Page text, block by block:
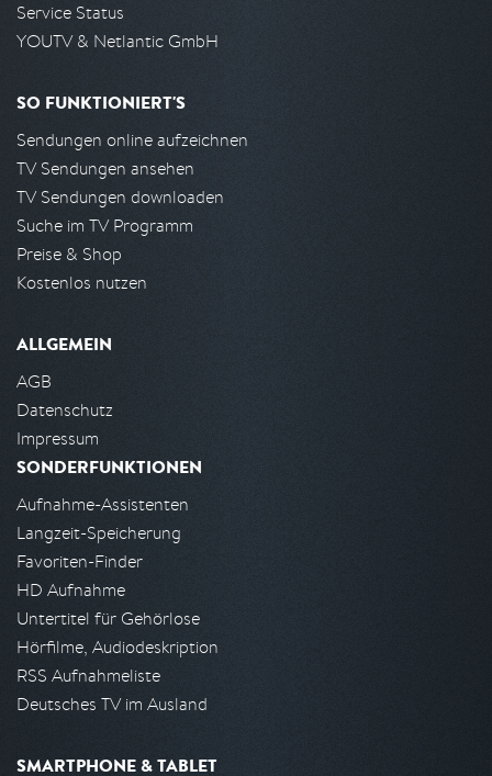
Service Status
YOUTV & Netlantic GmbH
SO FUNKTIONIERT'S
Sendungen online aufzeichnen
TV Sendungen ansehen
TV Sendungen downloaden
Suche im TV Programm
Preise & Shop
Kostenlos nutzen
ALLGEMEIN
AGB
Datenschutz
Impressum
SONDERFUNKTIONEN
Aufnahme-Assistenten
Langzeit-Speicherung
Favoriten-Finder
HD Aufnahme
Untertitel für Gehörlose
Hörfilme, Audiodeskription
RSS Aufnahmeliste
Deutsches TV im Ausland
SMARTPHONE & TABLET